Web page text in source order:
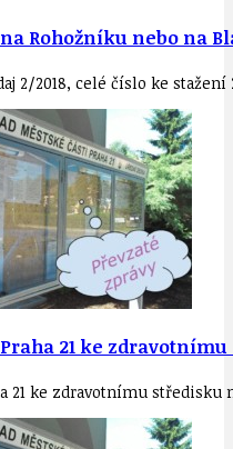
Rohožníku nebo na
2/2018, celé číslo ke
21 ke
21 ke zdravotnímu